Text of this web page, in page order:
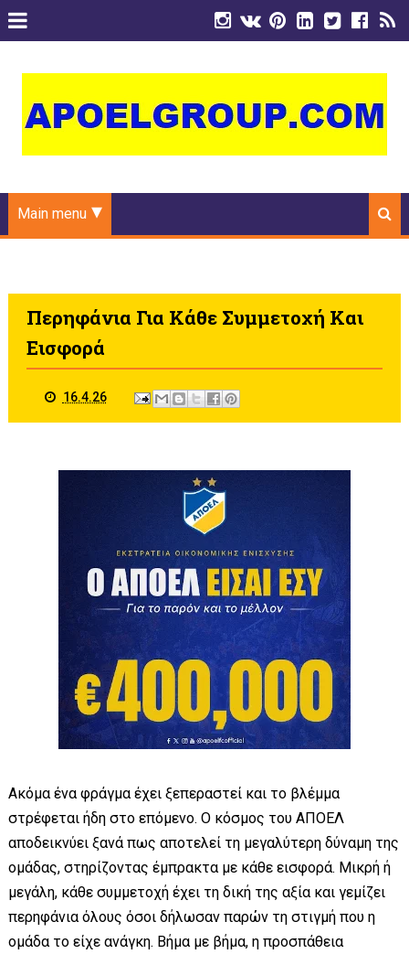
Main menu
Περηφάνια Για Κάθε Συμμετοχή Και
Εισφορά
16.4.26
Ακόμα ένα φράγμα έχει ξεπεραστεί και το βλέμμα
στρέφεται ήδη στο επόμενο. Ο κόσμος του ΑΠΟΕΛ
αποδεικνύει ξανά πως αποτελεί τη μεγαλύτερη δύναμη της
ομάδας, στηρίζοντας έμπρακτα με κάθε εισφορά. Μικρή ή
μεγάλη, κάθε συμμετοχή έχει τη δική της αξία και γεμίζει
περηφάνια όλους όσοι δήλωσαν παρών τη στιγμή που η
ομάδα το είχε ανάγκη. Βήμα με βήμα, η προσπάθεια